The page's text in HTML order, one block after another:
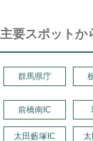
主要スポットか
群馬県庁
前橋南IC
太田藪塚IC 太